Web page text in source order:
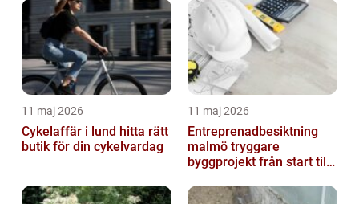
11 maj 2026
Cykelaffär i lund hitta rätt
butik för din cykelvardag
11 maj 2026
Entreprenadbesiktning
malmö tryggare
byggprojekt från start till